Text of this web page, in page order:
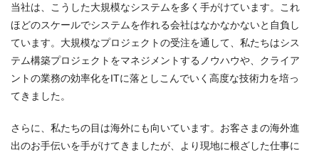
当社は、こうした大規模なシステムを多く手がけています。これ
ほどのスケールでシステムを作れる会社はなかなかないと自負し
ています。大規模なプロジェクトの受注を通して、私たちはシス
テム構築プロジェクトをマネジメントするノウハウや、クライア
ントの業務の効率化をITに落としこんでいく高度な技術力を培っ
てきました。
さらに、私たちの目は海外にも向いています。お客さまの海外進
出のお手伝いを手がけてきましたが、より現地に根ざした仕事に